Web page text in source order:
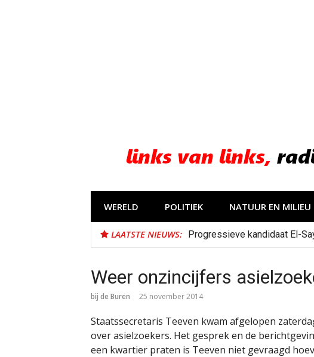
WERELD POLITIEK NATUUR EN MILIEU
LAATSTE NIEUWS: Progressieve kandidaat El-
Weer onzincijfers
bij de Buren 25 november 2014
Staatssecretaris Teeven kwam afgelopen
over asielzoekers. Het gesprek en de
een kwartier praten is Teeven niet gevraagd